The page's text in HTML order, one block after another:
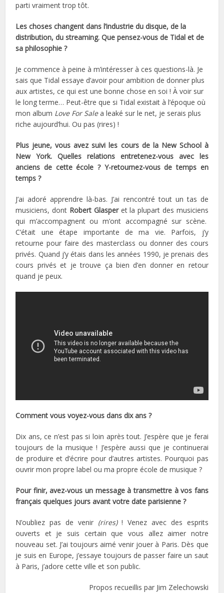
parti vraiment trop tôt.
Les choses changent dans l’industrie du disque, de la
distribution, du streaming. Que pensez-vous de Tidal et de
sa philosophie ?
Je commence à peine à m’intéresser à ces questions-là. Je
sais que Tidal essaye d’avoir pour ambition de donner plus
aux artistes, ce qui est une bonne chose en soi ! À voir sur
le long terme… Peut-être que si Tidal existait à l’époque où
mon album Love For Salea leaké sur le net, je serais plus
riche aujourd’hui. Ou pas (rires) !
Plus jeune, vous avez suivi les cours de la New School à
New York. Quelles relations entretenez-vous avec les
anciens de cette école ? Y-retournez-vous de temps en
temps ?
J’ai adoré apprendre là-bas. J’ai rencontré tout un tas de
musiciens, dont Robert Glasperet la plupart des musiciens
qui m’accompagnent ou m’ont accompagné sur scène.
C’était une étape importante de ma vie. Parfois, j’y
retourne pour faire des masterclass ou donner des cours
privés. Quand j’y étais dans les années 1990, je prenais des
cours privés et je trouve ça bien d’en donner en retour
quand je peux.
Comment vous voyez-vous dans dix ans ?
Dix ans, ce n’est pas si loin après tout. J’espère que je ferai
toujours de la musique ! J’espère aussi que je continuerai
de produire et d’écrire pour d’autres artistes. Pourquoi pas
ouvrir mon propre label ou ma propre école de musique ?
Pour finir, avez-vous un message à transmettre à vos fans
français quelques jours avant votre date parisienne ?
N’oubliez pas de venir (rires)! Venez avec des esprits
ouverts et je suis certain que vous allez aimer notre
nouveau set. J’ai toujours aimé venir jouer à Paris. Dès que
je suis en Europe, j’essaye toujours de passer faire un saut
à Paris, j’adore cette ville et son public.
Propos recueillis par Jim Zelechowski